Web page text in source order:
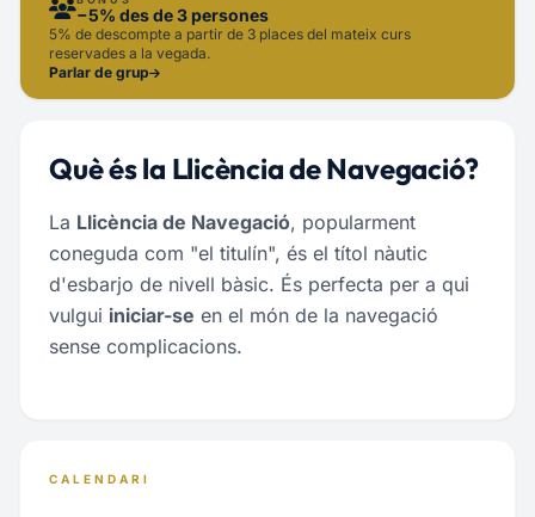
−5% des de 3 persones
5% de descompte a partir de 3 places del mateix curs
reservades a la vegada.
Parlar de grup
Què és la Llicència de Navegació?
La Llicència de Navegació, popularment
coneguda com "el titulín", és el títol nàutic
d'esbarjo de nivell bàsic. És perfecta per a qui
vulgui iniciar-se en el món de la navegació
sense complicacions.
CALENDARI